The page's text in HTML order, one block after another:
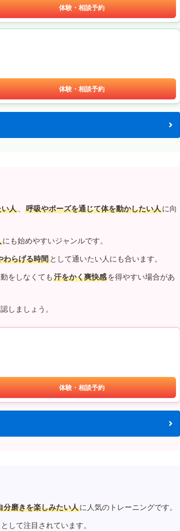
体験・相談予約
体験・相談予約
人 、 呼吸やポーズを通じて体を動かしたい人に向
にも始めやすいジャンルです。
わらげる時間 として通いたい人にも合います。
をしなくても 汗をかく爽快感 を得やすい場合があ
しましょう。
体験・相談予約
分磨きを楽しみたい人に人気のトレーニングです。
して注目されています。